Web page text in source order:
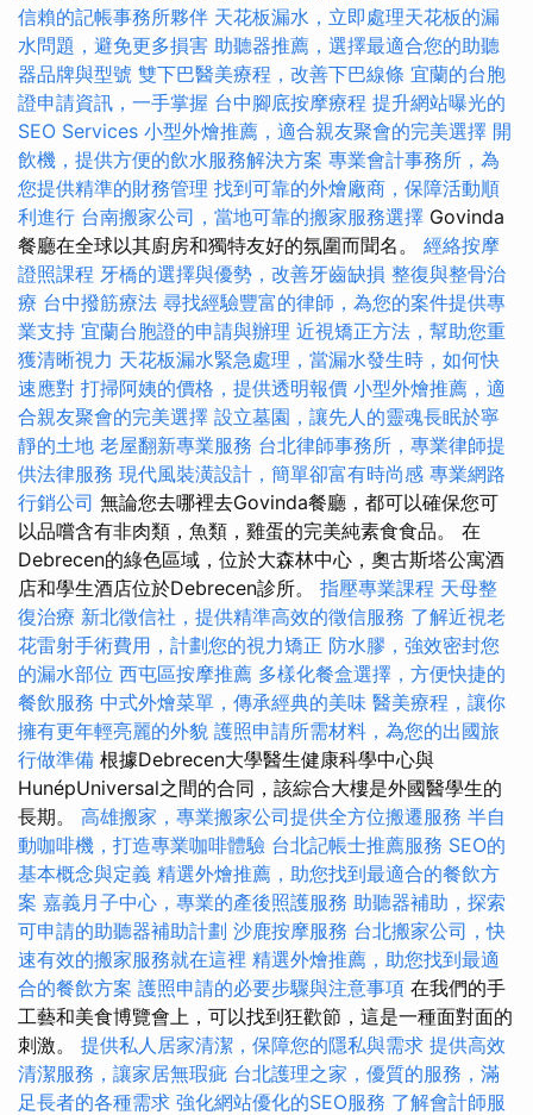
信賴的記帳事務所夥伴 天花板漏水，立即處理天花板的漏
水問題，避免更多損害 助聽器推薦，選擇最適合您的助聽
器品牌與型號 雙下巴醫美療程，改善下巴線條 宜蘭的台胞
證申請資訊，一手掌握 台中腳底按摩療程 提升網站曝光的
SEO Services 小型外燴推薦，適合親友聚會的完美選擇 開
飲機，提供方便的飲水服務解決方案 專業會計事務所，為
您提供精準的財務管理 找到可靠的外燴廠商，保障活動順
利進行 台南搬家公司，當地可靠的搬家服務選擇 Govinda
餐廳在全球以其廚房和獨特友好的氛圍而聞名。 經絡按摩
證照課程 牙橋的選擇與優勢，改善牙齒缺損 整復與整骨治
療 台中撥筋療法 尋找經驗豐富的律師，為您的案件提供專
業支持 宜蘭台胞證的申請與辦理 近視矯正方法，幫助您重
獲清晰視力 天花板漏水緊急處理，當漏水發生時，如何快
速應對 打掃阿姨的價格，提供透明報價 小型外燴推薦，適
合親友聚會的完美選擇 設立墓園，讓先人的靈魂長眠於寧
靜的土地 老屋翻新專業服務 台北律師事務所，專業律師提
供法律服務 現代風裝潢設計，簡單卻富有時尚感 專業網路
行銷公司 無論您去哪裡去Govinda餐廳，都可以確保您可
以品嚐含有非肉類，魚類，雞蛋的完美純素食食品。 在
Debrecen的綠色區域，位於大森林中心，奧古斯塔公寓酒
店和學生酒店位於Debrecen診所。 指壓專業課程 天母整
復治療 新北徵信社，提供精準高效的徵信服務 了解近視老
花雷射手術費用，計劃您的視力矯正 防水膠，強效密封您
的漏水部位 西屯區按摩推薦 多樣化餐盒選擇，方便快捷的
餐飲服務 中式外燴菜單，傳承經典的美味 醫美療程，讓你
擁有更年輕亮麗的外貌 護照申請所需材料，為您的出國旅
行做準備 根據Debrecen大學醫生健康科學中心與
HunépUniversal之間的合同，該綜合大樓是外國醫學生的
長期。 高雄搬家，專業搬家公司提供全方位搬遷服務 半自
動咖啡機，打造專業咖啡體驗 台北記帳士推薦服務 SEO的
基本概念與定義 精選外燴推薦，助您找到最適合的餐飲方
案 嘉義月子中心，專業的產後照護服務 助聽器補助，探索
可申請的助聽器補助計劃 沙鹿按摩服務 台北搬家公司，快
速有效的搬家服務就在這裡 精選外燴推薦，助您找到最適
合的餐飲方案 護照申請的必要步驟與注意事項 在我們的手
工藝和美食博覽會上，可以找到狂歡節，這是一種面對面的
刺激。 提供私人居家清潔，保障您的隱私與需求 提供高效
清潔服務，讓家居無瑕疵 台北護理之家，優質的服務，滿
足長者的各種需求 強化網站優化的SEO服務 了解會計師服